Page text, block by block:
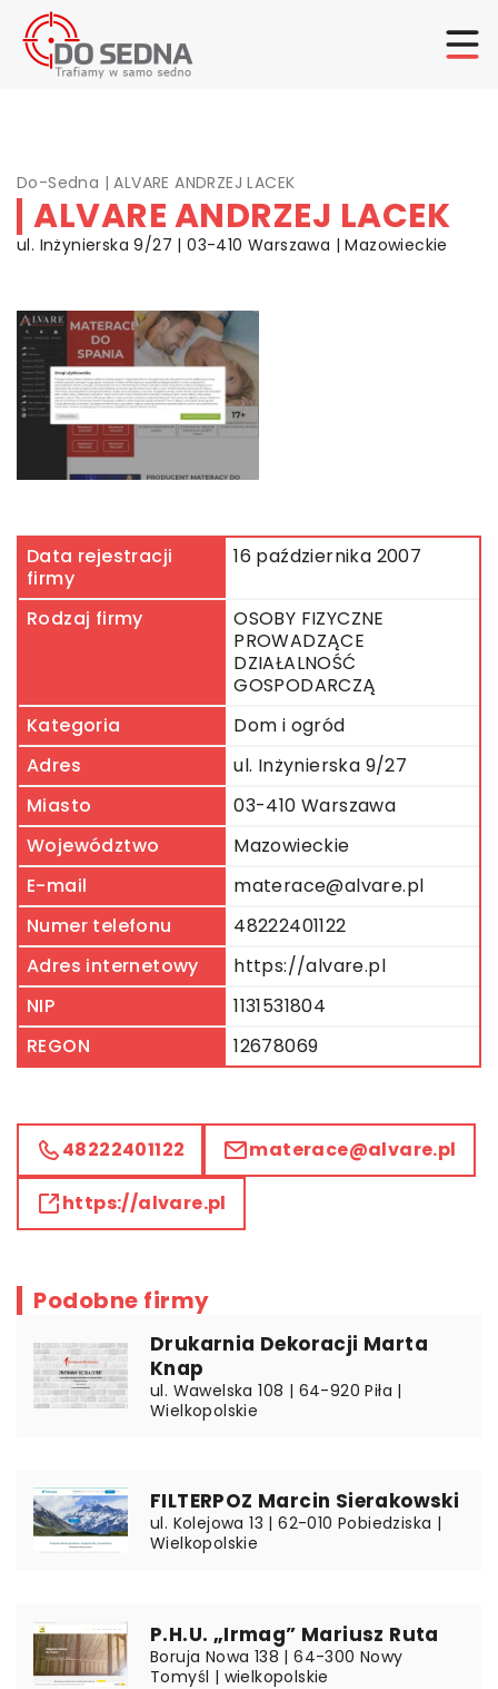
Do-Sedna |ALVARE ANDRZEJ LACEK
ALVARE ANDRZEJ LACEK
ul. Inżynierska 9/27 | 03-410 Warszawa | Mazowieckie
Data rejestracji
firmy
16 października 2007
Rodzaj firmy
OSOBY FIZYCZNE
PROWADZĄCE
DZIAŁALNOŚĆ
GOSPODARCZĄ
Kategoria
Dom i ogród
Adres
ul. Inżynierska 9/27
Miasto
03-410 Warszawa
Województwo
Mazowieckie
E-mail
materace@alvare.pl
Numer telefonu
48222401122
Adres internetowy
https://alvare.pl
NIP
1131531804
REGON
12678069
48222401122 materace@alvare.pl
https://alvare.pl
Podobne firmy
Drukarnia Dekoracji Marta
Knap
ul. Wawelska 108 | 64-920 Piła |
Wielkopolskie
FILTERPOZ Marcin Sierakowski
ul. Kolejowa 13 | 62-010 Pobiedziska |
Wielkopolskie
P.H.U. „Irmag” Mariusz Ruta
Boruja Nowa 138 | 64-300 Nowy
Tomyśl | wielkopolskie